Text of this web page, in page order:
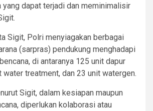
yang dapat terjadi dan meminimalisir
Sigit, Polri menyiagakan berbagai
(sarpras) pendukung menghadapi
di antaranya 125 unit dapur
water treatment, dan 23 unit watergen.
Sigit, dalam kesiapan maupun
diperlukan kolaborasi atau